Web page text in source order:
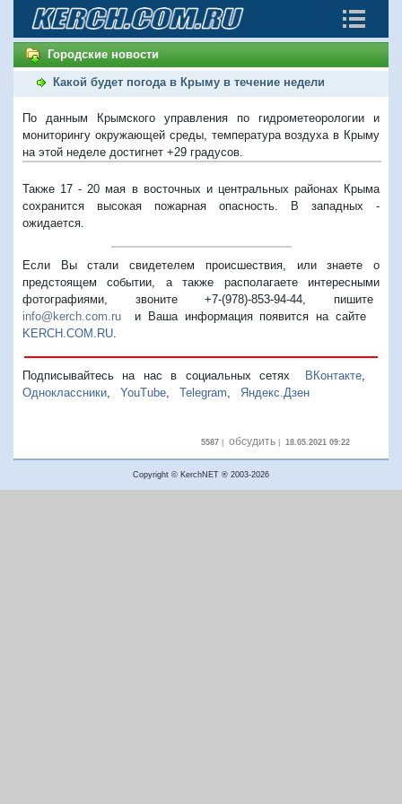
Городские новости
Какой будет погода в Крыму в течение недели
По данным Крымского управления по гидрометеорологии и
мониторингу окружающей среды, температура воздуха в Крыму
на этой неделе достигнет +29 градусов.
Также 17 - 20 мая в восточных и центральных районах Крыма
сохранится высокая пожарная опасность. В западных -
ожидается.
Если Вы стали свидетелем происшествия, или знаете о
предстоящем событии, а также располагаете интересными
фотографиями, звоните +7-(978)-853-94-44, пишите
info@kerch.com.ru и Ваша информация появится на сайте
KERCH.COM.RU
Подписывайтесь на нас в социальных сетях ВКонтакте,
Одноклассники
YouTube Telegram Яндекс.Дзен
5587| обсудить| 18.05.2021 09:22
Copyright © KerchNET ® 2003-2026